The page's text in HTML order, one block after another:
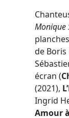
Monique
de Boris
écran (
(2021),
Ingrid
Amour